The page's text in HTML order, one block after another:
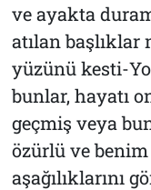
ve ayakta
atılan
yüzünü kesti-
bunlar, hayatı
geçmiş veya
özürlü ve
aşağılıklarını